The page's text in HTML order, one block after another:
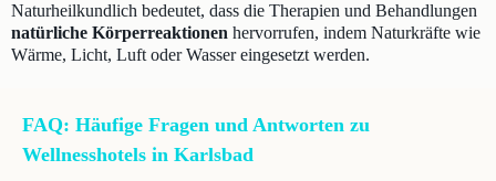
Naturheilkundlich bedeutet, dass die Therapien und Behandlungen
natürliche Körperreaktionen hervorrufen, indem Naturkräfte wie
Wärme, Licht, Luft oder Wasser eingesetzt werden.
FAQ: Häufige Fragen und Antworten zu
Wellnesshotels in Karlsbad